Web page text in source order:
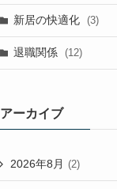
新居の快適化 (3)
退職関係 (12)
アーカイブ
2026年8月 (2)